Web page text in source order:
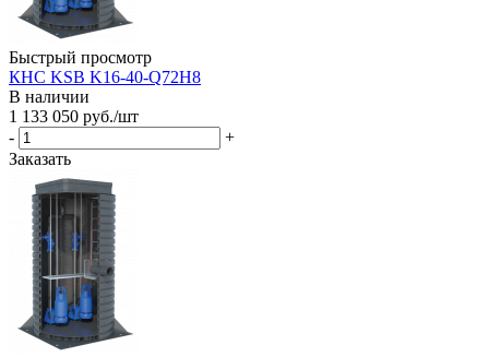
Быстрый просмотр
КНС KSB K16-40-Q72H8
В наличии
1 133 050 руб./шт
-
+
Заказать